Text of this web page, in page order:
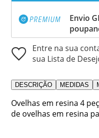
Envio
Entre na sua
sua Lista de
DESCRIÇÃO MEDIDAS
Ovelhas em resina 4
de ovelhas em resina